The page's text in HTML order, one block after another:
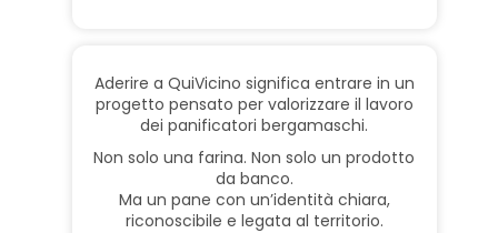
Aderire a QuiVicino significa entrare in un
progetto pensato per valorizzare il lavoro
dei panificatori bergamaschi.
Non solo una farina. Non solo un prodotto
da banco.
Ma un pane con un’identità chiara,
riconoscibile e legata al territorio.